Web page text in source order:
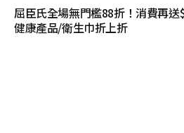
屈臣氏全場無門檻88折！消費再
健康產品/衛生巾折上折